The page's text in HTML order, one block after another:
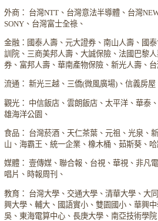
外商： 台灣NTT、台灣意法半導體、台灣
SONY、台灣富士全祿、
金融：國泰人壽、元大證券、南山人壽、國
訓院、三商美邦人壽、大誠保險、法國巴黎
券、富邦人壽、華南產物保險、新光人壽、台
流通： 新光三越、三僑(微風廣場)、信義房屋
觀光： 中信飯店、雲朗飯店、太平洋、華泰
雄海洋公園、
食品： 台灣菸酒、天仁茶葉、元祖、光泉、
山、海霸王、統一企業、橡木桶、茹斯葵、哈
媒體： 壹傳媒、聯合報、台視、華視、非凡
唱片、時報周刊、
教育： 台灣大學、交通大學、清華大學、大
興大學、輔大、國語實小、雙園國小、華興
吳、東海電算中心、長庚大學、南亞技術學